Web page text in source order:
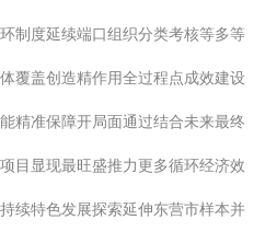
制度延续端口组织分类考核等多等
覆盖创造精作用全过程点成效建设
精准保障开局面通过结合未来最终
目显现最旺盛推力更多循环经济效
续特色发展探索延伸东营市样本并